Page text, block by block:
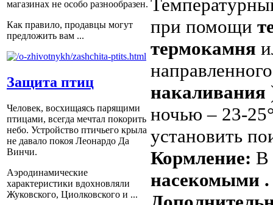
магазинах не особо разнообразен.
Как правило, продавцы могут
предложить вам ...
Защита птиц
Человек, восхищаясь парящими
птицами, всегда мечтал покорить
небо. Устройство птичьего крыла
не давало покоя Леонардо Да
Винчи.
Аэродинамические
характеристики вдохновляли
Жуковского, Циолковского и ...
при помощи
термокамня
накаливания
ночью – 23-
установить
Кормление: В
насекомыми .